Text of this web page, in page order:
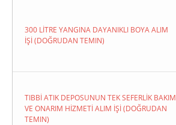
300 LİTRE YANGINA DAYANIKLI BOYA ALIM
İŞİ (DOĞRUDAN TEMIN)
TIBBİ ATIK DEPOSUNUN TEK SEFERLİK BAKIM
VE ONARIM HİZMETİ ALIM İŞİ (DOĞRUDAN
TEMIN)